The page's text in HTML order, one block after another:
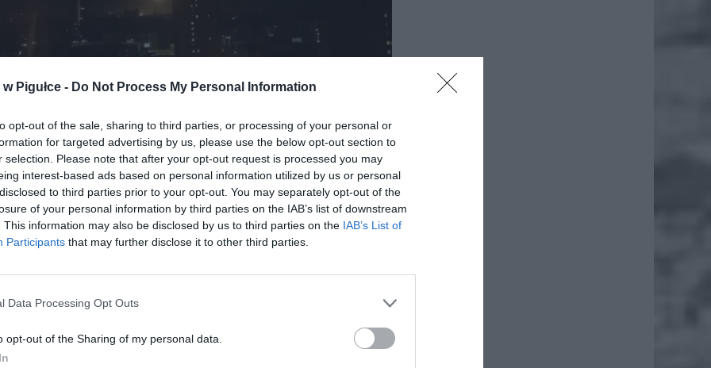
Pigułce - Do Not Process My Personal Information
opt-out of the sale, sharing to third parties, or processing of your personal or
for targeted advertising by us, please use the below opt-out section to
selection. Please note that after your opt-out request is processed you may
interest-based ads based on personal information utilized by us or personal
to third parties prior to your opt-out. You may separately opt-out of the
of your personal information by third parties on the IAB’s list of downstream
This information may also be disclosed by us to third parties on the IAB’s List of
Participants that may further disclose it to other third parties.
Data Processing Opt Outs
opt-out of the Sharing of my personal data.
ad